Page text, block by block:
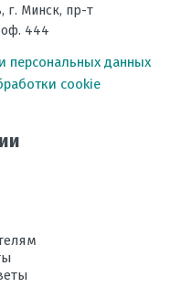
, г. Минск, пр-т
оф. 444
персональных данных
cookie